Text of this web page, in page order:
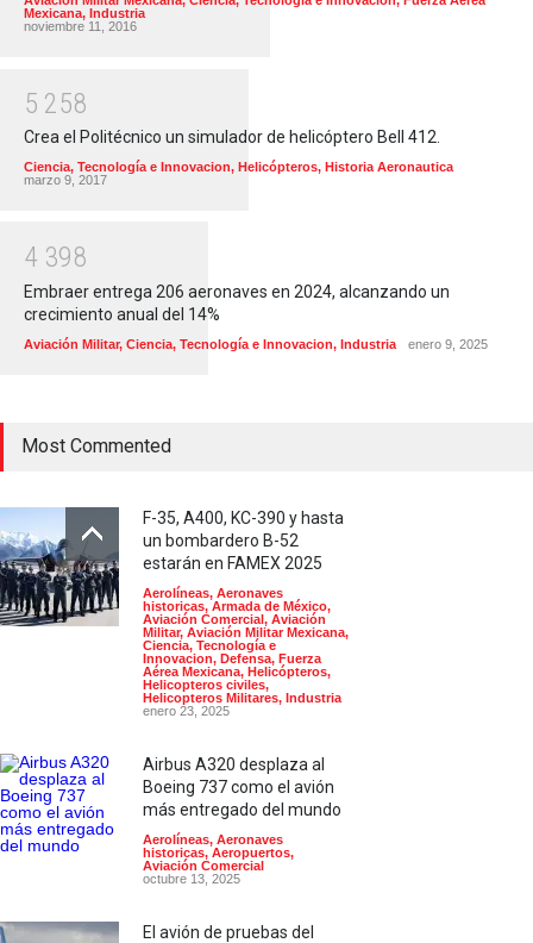
Mexicana, Industria
noviembre 11, 2016
5 258
Crea el Politécnico un simulador de helicóptero Bell 412.
Ciencia, Tecnología e Innovacion, Helicópteros, Historia Aeronautica
marzo 9, 2017
4 398
Embraer entrega 206 aeronaves en 2024, alcanzando un
crecimiento anual del 14%
Aviación Militar, Ciencia, Tecnología e Innovacion, Industria enero 9, 2025
Most Commented
F-35, A400, KC-390 y hasta
un bombardero B-52
estarán en FAMEX 2025
Aerolíneas, Aeronaves
historicas, Armada de México,
Aviación Comercial, Aviación
Militar, Aviación Militar Mexicana,
Ciencia, Tecnología e
Innovacion, Defensa, Fuerza
Aérea Mexicana, Helicópteros,
Helicopteros civiles,
Helicopteros Militares, Industria
enero 23, 2025
Airbus A320 desplaza al
Boeing 737 como el avión
más entregado del mundo
Aerolíneas, Aeronaves
historicas, Aeropuertos,
Aviación Comercial
octubre 13, 2025
El avión de pruebas del